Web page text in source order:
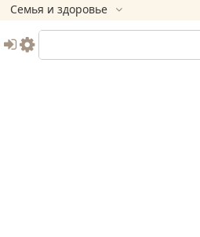
Семья и здоровье